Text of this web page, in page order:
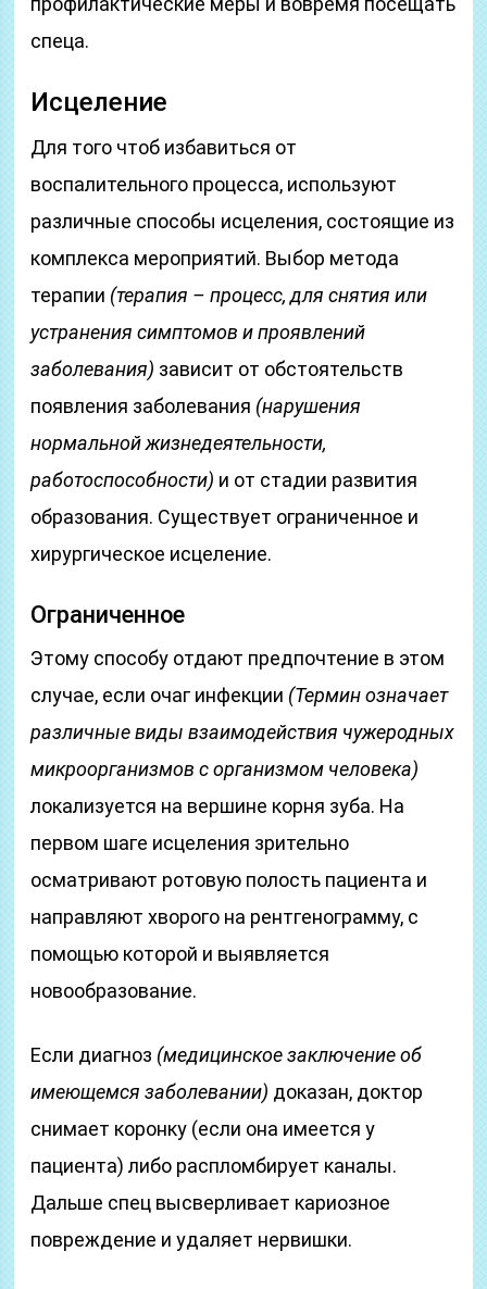
спеца.
Исцеление
Для того чтоб избавиться от
воспалительного процесса, используют
различные способы исцеления, состоящие из
комплекса мероприятий. Выбор метода
терапии (терапия – процесс, для снятия или
устранения симптомов и проявлений
заболевания) зависит от обстоятельств
появления заболевания (нарушения
нормальной жизнедеятельности,
работоспособности) и от стадии развития
образования. Существует ограниченное и
хирургическое исцеление.
Ограниченное
Этому способу отдают предпочтение в этом
случае, если очаг инфекции (Термин означает
различные виды взаимодействия чужеродных
микроорганизмов с организмом человека)
локализуется на вершине корня зуба. На
первом шаге исцеления зрительно
осматривают ротовую полость пациента и
направляют хворого на рентгенограмму, с
помощью которой и выявляется
новообразование.
Если диагноз (медицинское заключение об
имеющемся заболевании) доказан, доктор
снимает коронку (если она имеется у
пациента) либо распломбирует каналы.
Дальше спец высверливает кариозное
повреждение и удаляет нервишки.